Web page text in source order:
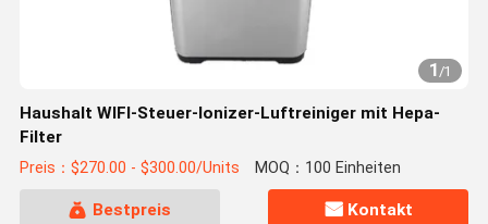
1/1
Haushalt WIFI-Steuer-Ionizer-Luftreiniger mit Hepa-
Filter
Preis：$270.00 - $300.00/Units MOQ：100 Einheiten
Bestpreis Kontakt